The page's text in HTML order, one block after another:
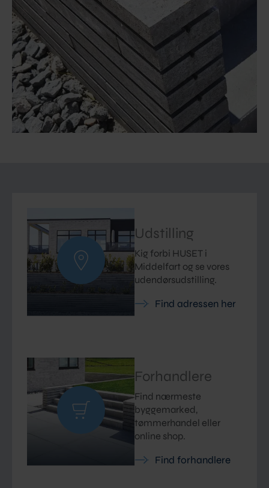
Udstilling
Kig forbi HUSET i
Middelfart og se vores
udendørsudstilling.
Find adressen her
Forhandlere
Find nærmeste
byggemarked,
tømmerhandel eller
online shop.
Find forhandlere